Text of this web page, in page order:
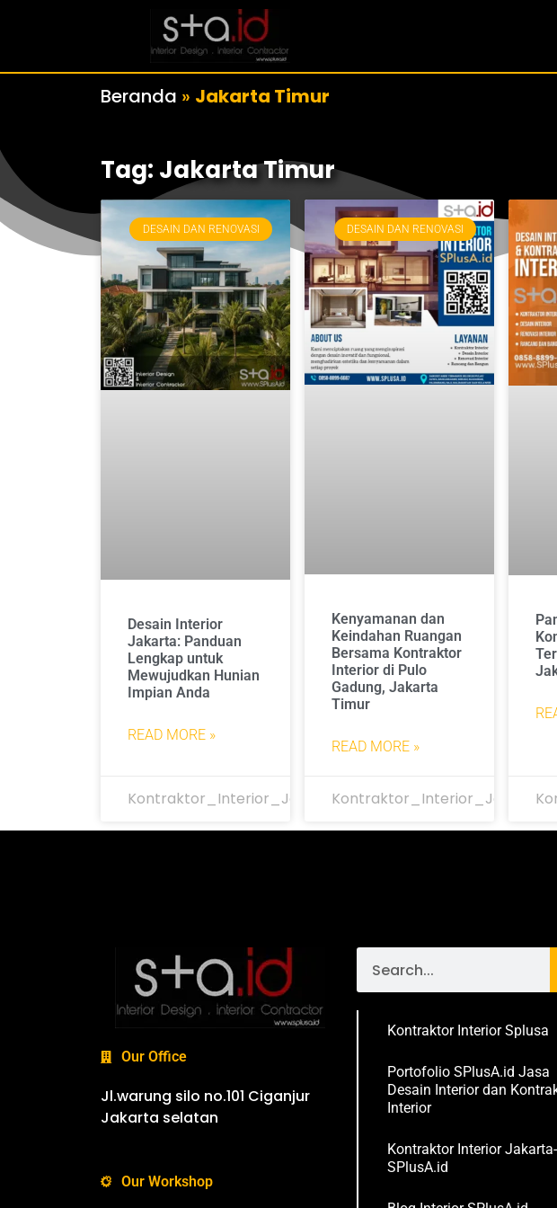
Beranda » Jakarta Timur
Tag: Jakarta Timur
DESAIN DAN RENOVASI
Desain Interior
Jakarta: Panduan
Lengkap untuk
Mewujudkan Hunian
Impian Anda
READ MORE »
Kontraktor_Interior_Jakarta
DESAIN DAN RENOVASI
Kenyamanan dan
Keindahan Ruangan
Bersama Kontraktor
Interior di Pulo
Gadung, Jakarta
Timur
READ MORE »
Kontraktor_Interior_Jakarta
Our Office
Jl.warung silo no.101 Ciganjur
Jakarta selatan
Our Workshop
Kontraktor Interior Splusa
Portofolio SPlusA.id Jasa
Desain Interior dan
Interior
Kontraktor Interior Jakarta-
SPlusA.id